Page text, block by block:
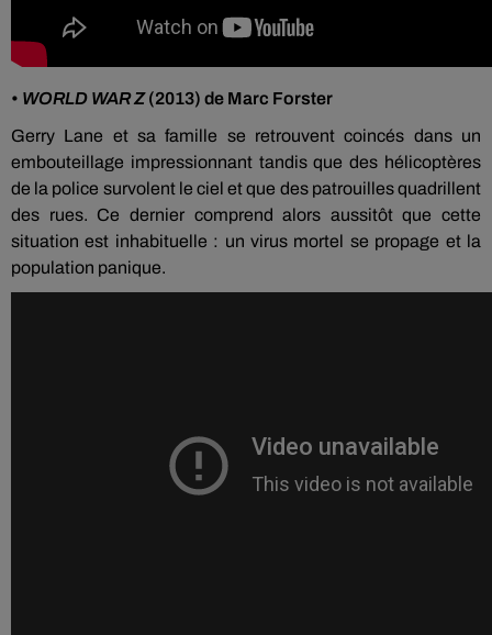
• WORLD WAR Z(2013) de Marc Forster
Gerry Lane et sa famille se retrouvent coincés dans un
embouteillage impressionnant tandis que des hélicoptères
de la police survolent le ciel et que des patrouilles quadrillent
des rues. Ce dernier comprend alors aussitôt que cette
situation est inhabituelle : un virus mortel se propage et la
population panique.